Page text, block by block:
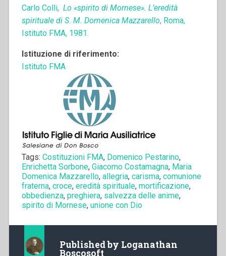
Carlo Colli, Lo «spirito di Mornese». L’eredità
spirituale di S. M. Domenica Mazzarello, Roma,
Istituto FMA, 1981.
Istituzione di riferimento:
Istituto FMA
Tags: Costituzioni FMA, Domenico Pestarino,
Enrichetta Sorbone, Giacomo Costamagna, Maria
Domenica Mazzarello, allegria, carisma, comunione
fraterna, croce, eredità spirituale, mortificazione,
obbedienza, preghiera, salvezza delle anime,
spirito di Mornese, unione con Dio
Published by Loganathan
Boscosoft